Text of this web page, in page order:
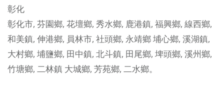
彰化
彰化市, 芬園鄉, 花壇鄉, 秀水鄉, 鹿港鎮, 福興鄉, 線西鄉,
和美鎮, 伸港鄉, 員林市, 社頭鄉, 永靖鄉埔心鄉, 溪湖鎮,
大村鄉, 埔鹽鄉, 田中鎮, 北斗鎮, 田尾鄉, 埤頭鄉, 溪州鄉,
竹塘鄉, 二林鎮 大城鄉, 芳苑鄉, 二水鄉。